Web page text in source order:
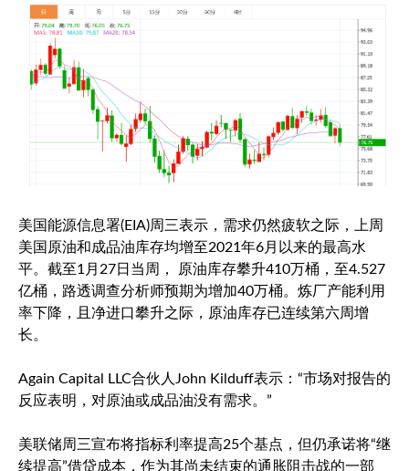
美国能源信息署(EIA)周三表示，需求仍然疲软之际，上周
美国原油和成品油库存均增至2021年6月以来的最高水
平。截至1月27日当周， 原油库存攀升410万桶，至4.527
亿桶，路透调查分析师预期为增加40万桶。炼厂产能利用
率下降，且净进口攀升之际，原油库存已连续第六周增
长。
Again Capital LLC合伙人John Kilduff表示：“市场对报告的
反应表明，对原油或成品油没有需求。”
美联储周三宣布将指标利率提高25个基点，但仍承诺将“继
续提高”借贷成本，作为其尚未结束的通胀阻击战的一部